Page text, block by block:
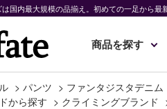
国内最大規模の品揃え。初めての一足から最
商品を探す
> パンツ > ファンタジスタデニム
から探す > クライミングブランド